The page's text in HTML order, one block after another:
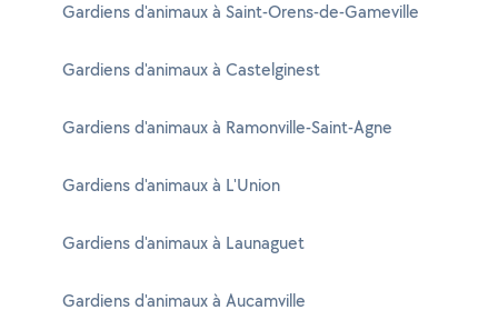
Gardiens d'animaux à Saint-Orens-de-Gameville
Gardiens d'animaux à Castelginest
Gardiens d'animaux à Ramonville-Saint-Agne
Gardiens d'animaux à L'Union
Gardiens d'animaux à Launaguet
Gardiens d'animaux à Aucamville